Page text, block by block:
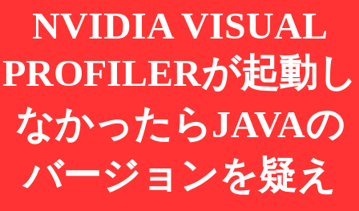
NVIDIA VISUAL
PROFILERが起動し
なかったらJAVAの
バージョンを疑え